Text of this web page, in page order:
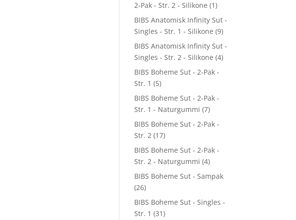
2-Pak - Str. 2 - Silikone (1)
BIBS Anatomisk Infinity Sut -
Singles - Str. 1 - Silikone (9)
BIBS Anatomisk Infinity Sut -
Singles - Str. 2 - Silikone (4)
BIBS Boheme Sut - 2-Pak -
Str. 1 (5)
BIBS Boheme Sut - 2-Pak -
Str. 1 - Naturgummi (7)
BIBS Boheme Sut - 2-Pak -
Str. 2 (17)
BIBS Boheme Sut - 2-Pak -
Str. 2 - Naturgummi (4)
BIBS Boheme Sut - Sampak
(26)
BIBS Boheme Sut - Singles -
Str. 1 (31)